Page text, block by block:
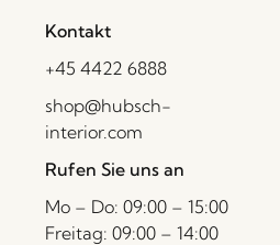
Kontakt
+45 4422 6888
shop@hubsch-
interior.com
Rufen Sie uns an
Mo – Do: 09:00 – 15:00
Freitag: 09:00 – 14:00